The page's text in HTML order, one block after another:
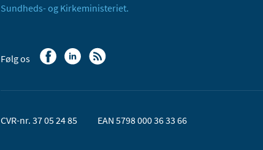
Sundheds- og Kirkeministeriet.
Følg os
CVR-nr. 37 05 24 85 EAN 5798 000 36 33 66